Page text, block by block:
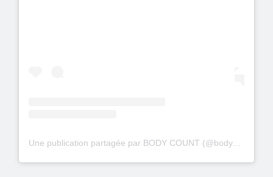
Une publication partagée par BODY COUNT (@bodycountofficial)